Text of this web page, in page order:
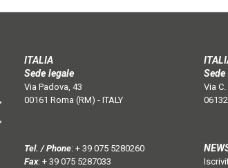
ITALIA
Sede legale
Via Padova, 43
00161 Roma (RM) - ITALY
Via
Tel. / Phone: + 39 075 5280260
Fax: + 39 075 5287033